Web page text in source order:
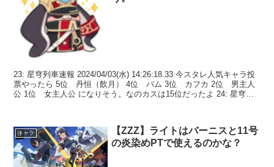
23: 星穹列車速報 2024/04/03(水) 14:26:18.33 今スタレ人気キャラ投
票やったら 5位 丹恒（飲月） 4位 パム 3位 カフカ 2位 男主人
公 1位 女主人公 になりそう。なのカスは15位だったよ 24: 星穹列
キャラ
【ZZZ】ライトはバーニスと11号
の炎染めPTで使えるのかな？